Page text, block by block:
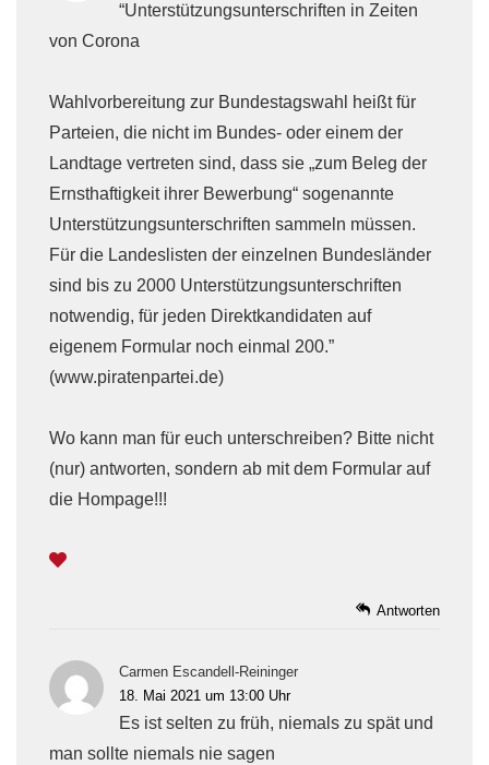
“Unterstützungsunterschriften in Zeiten
von Corona
Wahlvorbereitung zur Bundestagswahl heißt für
Parteien, die nicht im Bundes- oder einem der
Landtage vertreten sind, dass sie „zum Beleg der
Ernsthaftigkeit ihrer Bewerbung“ sogenannte
Unterstützungsunterschriften sammeln müssen.
Für die Landeslisten der einzelnen Bundesländer
sind bis zu 2000 Unterstützungsunterschriften
notwendig, für jeden Direktkandidaten auf
eigenem Formular noch einmal 200.”
(www.piratenpartei.de)
Wo kann man für euch unterschreiben? Bitte nicht
(nur) antworten, sondern ab mit dem Formular auf
die Hompage!!!
Antworten
Carmen Escandell-Reininger
18. Mai 2021 um 13:00 Uhr
Es ist selten zu früh, niemals zu spät und
man sollte niemals nie sagen